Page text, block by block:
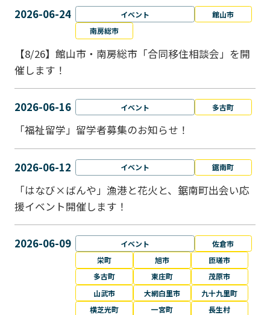
2026-06-24 イベント
館山市
南房総市
【8/26】館山市・南房総市「合同移住相談会」を開
催します！
2026-06-16 イベント 多古町
「福祉留学」留学者募集のお知らせ！
2026-06-12 イベント 鋸南町
「はなび×ばんや」漁港と花火と、鋸南町出会い応
援イベント開催します！
2026-06-09 イベント
佐倉市
栄町
旭市
匝瑳市
多古町
東庄町
茂原市
山武市
大網白里市
九十九里町
横芝光町
一宮町
長生村